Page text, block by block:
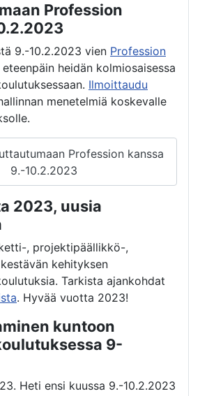
Profession
9.-10.2.2023 vien Profession
heidän kolmiosaisessa
Ilmoittaudu
menetelmiä koskevalle
Profession kanssa
9.-10.2.2023
2023, uusia
, projektipäällikkö-,
kehityksen
Tarkista ajankohdat
. Hyvää vuotta 2023!
kuntoon
9-
Heti ensi kuussa 9.-10.2.2023